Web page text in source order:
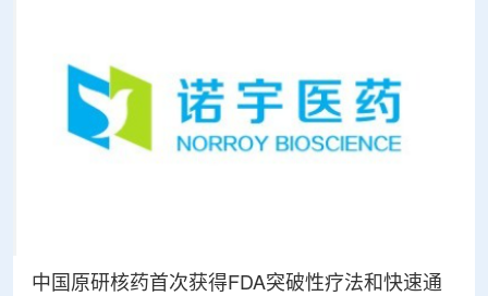
中国原研核药首次获得FDA突破性疗法和快速通